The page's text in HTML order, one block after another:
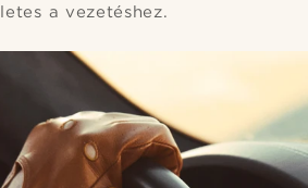
a vezetéshez.